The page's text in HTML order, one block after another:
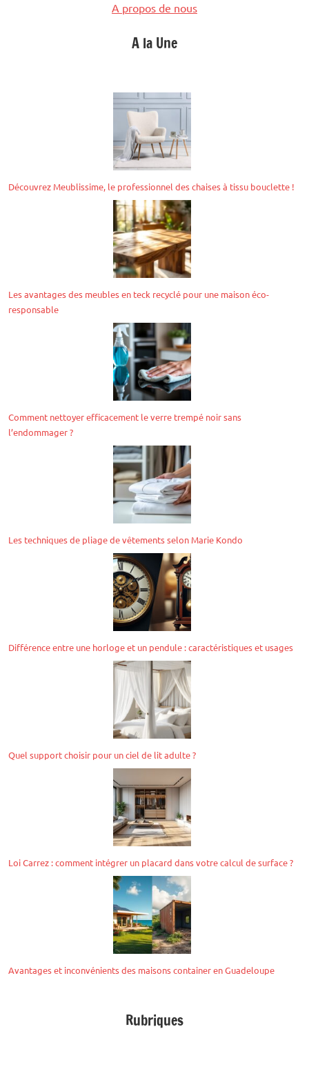
A propos de nous
A la Une
Découvrez Meublissime, le professionnel des chaises à tissu bouclette !
Les avantages des meubles en teck recyclé pour une maison éco-
responsable
Comment nettoyer efficacement le verre trempé noir sans
l’endommager ?
Les techniques de pliage de vêtements selon Marie Kondo
Différence entre une horloge et un pendule : caractéristiques et usages
Quel support choisir pour un ciel de lit adulte ?
Loi Carrez : comment intégrer un placard dans votre calcul de surface ?
Avantages et inconvénients des maisons container en Guadeloupe
Rubriques